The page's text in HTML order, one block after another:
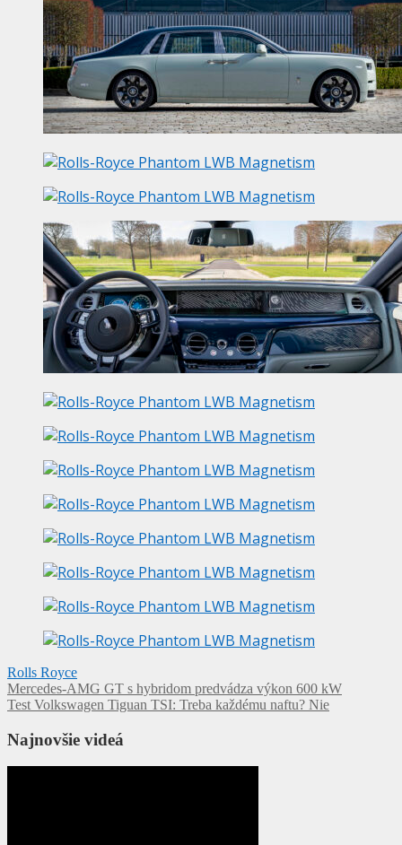
Rolls Royce
Navigácia
v
článku
Mercedes-AMG GT s hybridom predvádza výkon 600 kW
Test Volkswagen Tiguan TSI: Treba každému naftu? Nie
Najnovšie videá